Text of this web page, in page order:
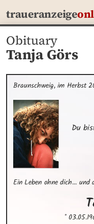
traueranzeige
Obituary
Tanja Görs
Braunschweig, im Herbst
Du
Ein Leben ohne dich... und
*